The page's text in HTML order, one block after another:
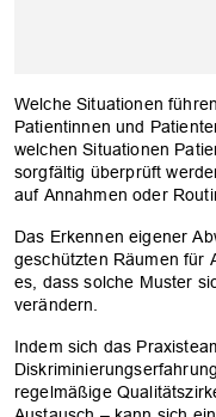
Welche Situationen
Patientinnen und
welchen Situationen
sorgfältig überprüft
auf Annahmen oder
Das Erkennen eigener
geschützten Räumen für
es, dass solche Muster
verändern.
Indem sich das
regelmäßige